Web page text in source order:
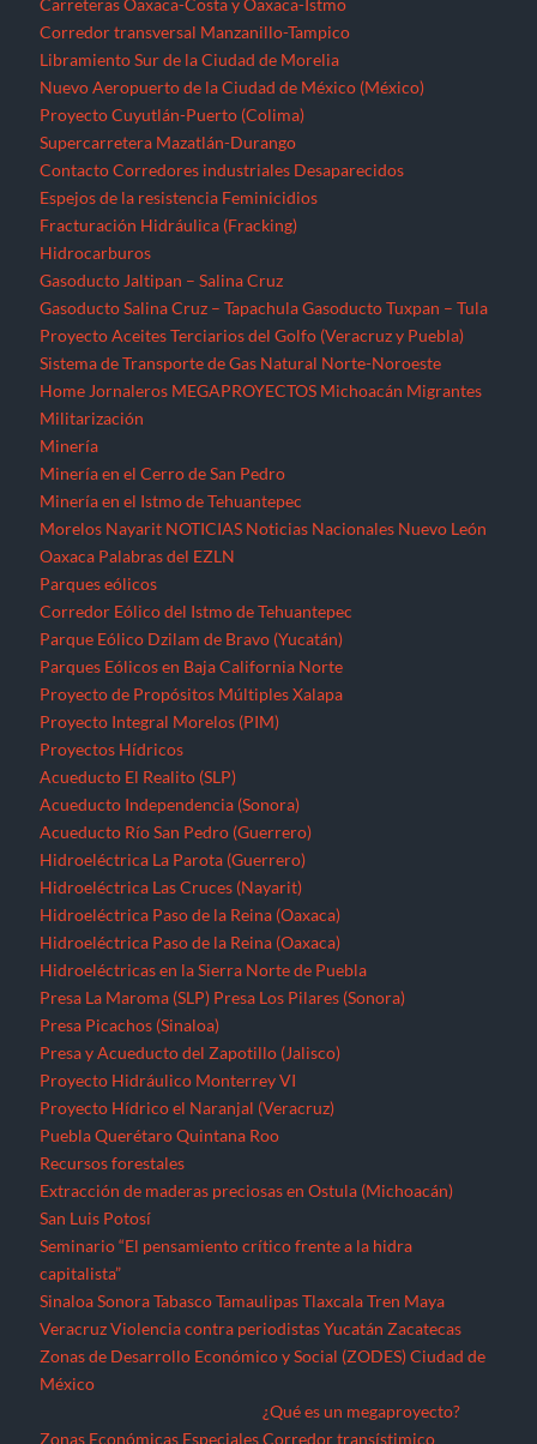
Carreteras Oaxaca-Costa y Oaxaca-Istmo
Corredor transversal Manzanillo-Tampico
Libramiento Sur de la Ciudad de Morelia
Nuevo Aeropuerto de la Ciudad de México (México)
Proyecto Cuyutlán-Puerto (Colima)
Supercarretera Mazatlán-Durango
Contacto Corredores industriales Desaparecidos
Espejos de la resistencia Feminicidios
Fracturación Hidráulica (Fracking)
Hidrocarburos
Gasoducto Jaltipan – Salina Cruz
Gasoducto Salina Cruz – Tapachula Gasoducto Tuxpan – Tula
Proyecto Aceites Terciarios del Golfo (Veracruz y Puebla)
Sistema de Transporte de Gas Natural Norte-Noroeste
Home Jornaleros MEGAPROYECTOS Michoacán Migrantes
Militarización
Minería
Minería en el Cerro de San Pedro
Minería en el Istmo de Tehuantepec
Morelos Nayarit NOTICIAS Noticias Nacionales Nuevo León
Oaxaca Palabras del EZLN
Parques eólicos
Corredor Eólico del Istmo de Tehuantepec
Parque Eólico Dzilam de Bravo (Yucatán)
Parques Eólicos en Baja California Norte
Proyecto de Propósitos Múltiples Xalapa
Proyecto Integral Morelos (PIM)
Proyectos Hídricos
Acueducto El Realito (SLP)
Acueducto Independencia (Sonora)
Acueducto Río San Pedro (Guerrero)
Hidroeléctrica La Parota (Guerrero)
Hidroeléctrica Las Cruces (Nayarit)
Hidroeléctrica Paso de la Reina (Oaxaca)
Hidroeléctrica Paso de la Reina (Oaxaca)
Hidroeléctricas en la Sierra Norte de Puebla
Presa La Maroma (SLP) Presa Los Pilares (Sonora)
Presa Picachos (Sinaloa)
Presa y Acueducto del Zapotillo (Jalisco)
Proyecto Hidráulico Monterrey VI
Proyecto Hídrico el Naranjal (Veracruz)
Puebla Querétaro Quintana Roo
Recursos forestales
Extracción de maderas preciosas en Ostula (Michoacán)
San Luis Potosí
Seminario “El pensamiento crítico frente a la hidra
capitalista”
Sinaloa Sonora Tabasco Tamaulipas Tlaxcala Tren Maya
Veracruz Violencia contra periodistas Yucatán Zacatecas
Zonas de Desarrollo Económico y Social (ZODES) Ciudad de
México
Zonas Económicas Especiales
¿Qué es un megaproyecto?
Corredor transístimico